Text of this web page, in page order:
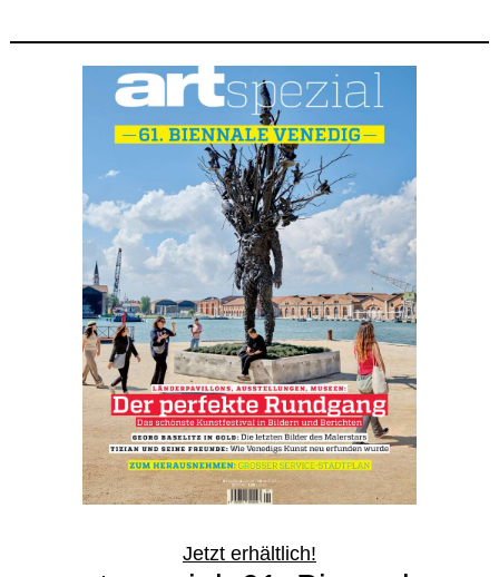
Jetzt erhältlich!